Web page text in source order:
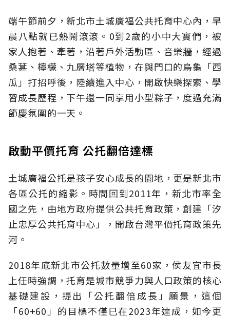
端午節前夕，新北市土城廣福公共托育中心內，早
晨八點就已熱鬧滾滾。0到2歲的小中大寶們，被
家人抱著、牽著，沿著戶外活動區、音樂牆，經過
桑葚、檸檬、九層塔等植物，在與門口的烏龜「西
瓜」打招呼後，陸續進入中心，開啟快樂探索、學
習成長歷程，下午還一同享用小型粽子，度過充滿
節慶氛圍的一天。
啟動平價托育 公托翻倍達標
土城廣福公托是孩子安心成長的園地，更是新北市
各區公托的縮影。時間回到2011年，新北市率全
國之先，由地方政府提供公共托育政策，創建「汐
止忠厚公共托育中心」，開啟台灣平價托育政策先
河。
2018年底新北市公托數量增至60家，侯友宜市長
上任時強調，托育是城市競爭力與人口政策的核心
基礎建設，提出「公托翻倍成長」願景，這個
「60+60」的目標不僅已在2023年達成，如今更